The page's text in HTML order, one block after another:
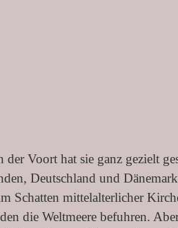
Voort hat sie ganz gezielt
Deutschland und
Schatten mittelalterlicher
die Weltmeere befuhren.